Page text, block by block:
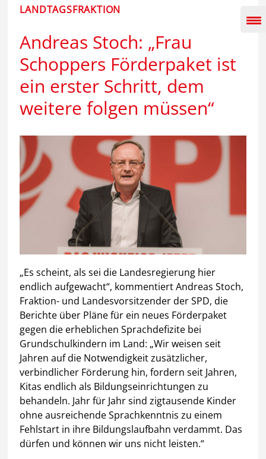
Inhalt
springen
LANDTAGSFRAKTION
Andreas Stoch: „Frau
Schoppers Förderpaket ist
ein erster Schritt, dem
weitere folgen müssen“
„Es scheint, als sei die Landesregierung hier
endlich aufgewacht“, kommentiert Andreas Stoch,
Fraktion- und Landesvorsitzender der SPD, die
Berichte über Pläne für ein neues Förderpaket
gegen die erheblichen Sprachdefizite bei
Grundschulkindern im Land: „Wir weisen seit
Jahren auf die Notwendigkeit zusätzlicher,
verbindlicher Förderung hin, fordern seit Jahren,
Kitas endlich als Bildungseinrichtungen zu
behandeln. Jahr für Jahr sind zigtausende Kinder
ohne ausreichende Sprachkenntnis zu einem
Fehlstart in ihre Bildungslaufbahn verdammt. Das
dürfen und können wir uns nicht leisten.“